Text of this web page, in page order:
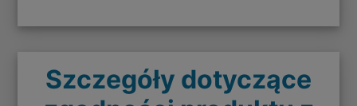
Szczegóły dotyczące